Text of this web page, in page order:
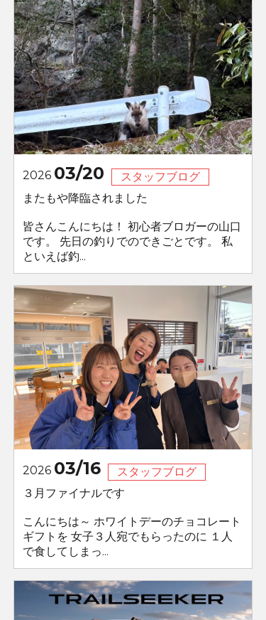
2026 03/20
スタッフブログ
またもや降臨されました
皆さんこんにちは！ 初心者ブロガーの山口
です。 先日の釣りでのできごとです。 私
といえば釣...
2026 03/16
スタッフブログ
３月ファイナルです
こんにちは～ ホワイトデーのチョコレート
ギフトを 女子３人宛でもらったのに １人
で食してしまっ...